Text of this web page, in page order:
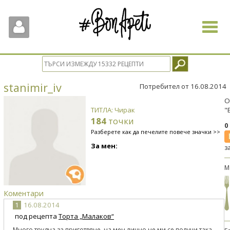
Toggle
stanimir_iv Потребител от 16.08.2014
ТИТЛА: Чирак
184 точки
Разберете как да печелите повече значки >>
За мен:
Коментари
1
16.08.2014
под рецептаТорта „Малаков“